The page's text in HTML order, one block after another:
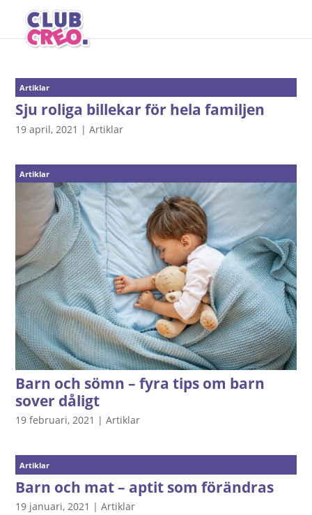
Artiklar
Sju roliga billekar för hela familjen
19 april, 2021 |Artiklar
Artiklar
Barn och sömn – fyra tips om barn
sover dåligt
19 februari, 2021 |Artiklar
Artiklar
Barn och mat – aptit som förändras
19 januari, 2021 |Artiklar